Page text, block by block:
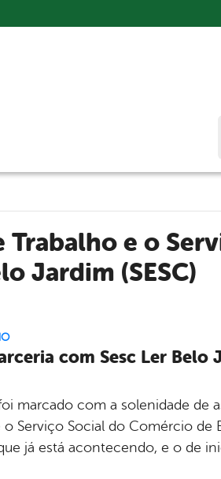
e o
Jardim (SESC)
com Sesc Ler Belo
marcado com a solenidade de
Serviço Social do Comércio de
já está acontecendo, e o de